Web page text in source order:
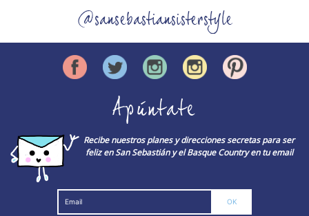
@sansebastiansisterstyle
Apúntate
Recibe nuestros planes y direcciones secretas para ser
feliz en San Sebastián y el Basque Country en tu email